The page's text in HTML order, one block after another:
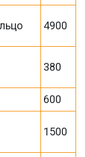
4900
380
600
1500